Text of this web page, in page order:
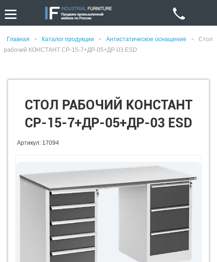
Главная - Каталог продукции - Антистатическое оснащение -
Стол
рабочий КОНСТАНТ CP-15-7+ДР-05+ДР-03 ESD
СТОЛ РАБОЧИЙ КОНСТАНТ
CP-15-7+ДР-05+ДР-03 ESD
Артикул: 17094